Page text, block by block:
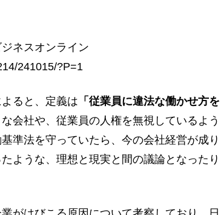
ネスオンライン
241015/?P=1
ると、定義は 「従業員に違法な働かせ方を
会社や、従業員の人権を無視しているよう
準法を守っていたら、今の会社経営が成り
ような、理想と現実と間の議論となったり